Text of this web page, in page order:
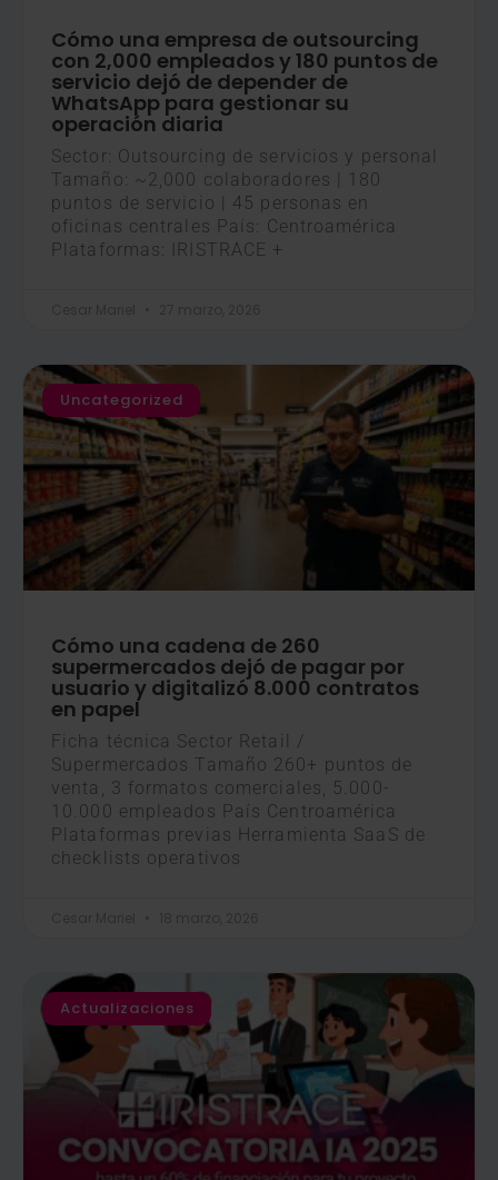
Cómo una empresa de outsourcing
con 2,000 empleados y 180 puntos de
servicio dejó de depender de
WhatsApp para gestionar su
operación diaria
Sector: Outsourcing de servicios y personal
Tamaño: ~2,000 colaboradores | 180
puntos de servicio | 45 personas en
oficinas centrales País: Centroamérica
Plataformas: IRISTRACE +
Uncategorized
Cómo una cadena de 260
supermercados dejó de pagar por
usuario y digitalizó 8.000 contratos
en papel
Ficha técnica Sector Retail /
Supermercados Tamaño 260+ puntos de
venta, 3 formatos comerciales, 5.000-
10.000 empleados País Centroamérica
Plataformas previas Herramienta SaaS de
checklists operativos
Actualizaciones